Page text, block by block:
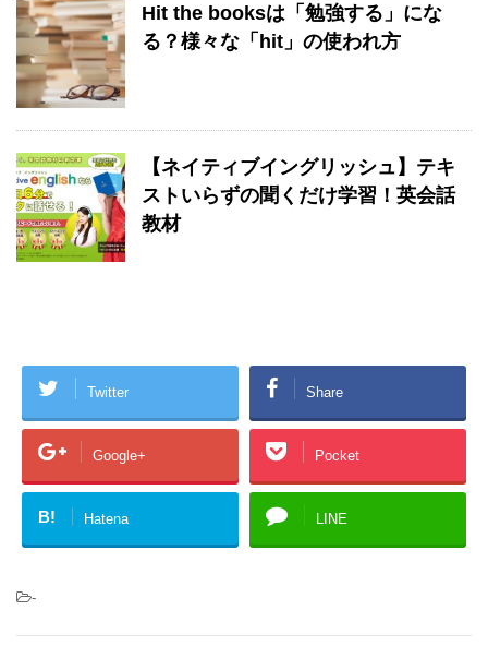
Hit the booksは「勉強する」にな
る？様々な「hit」の使われ方
【ネイティブイングリッシュ】テキ
ストいらずの聞くだけ学習！英会話
教材
Twitter Share
Google+ Pocket
B! Hatena LINE
-